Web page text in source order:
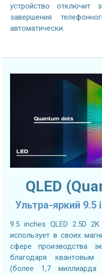
устройство
завершения
автоматически.
QLED
Ультра-яркий 9.5
9.5 inches QLED 2.5D
использует в своих
сфере производства
благодаря квантовым
(более 1,7 миллиарда